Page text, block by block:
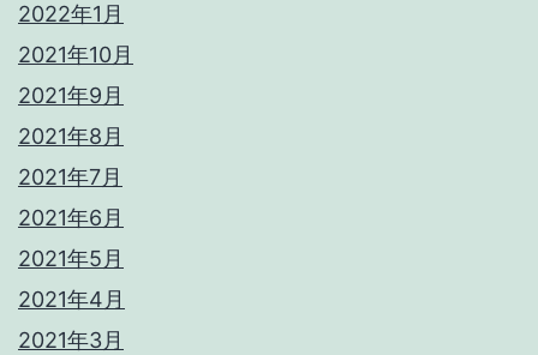
2022年1月
2021年10月
2021年9月
2021年8月
2021年7月
2021年6月
2021年5月
2021年4月
2021年3月